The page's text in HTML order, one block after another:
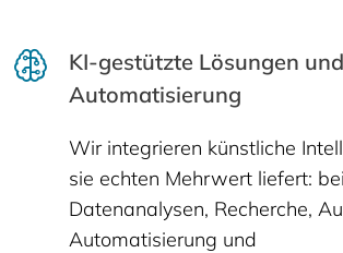
KI-gestützte Lösungen und
Automatisierung
Wir integrieren künstliche
sie echten Mehrwert liefert: bei
Datenanalysen, Recherche,
Automatisierung und